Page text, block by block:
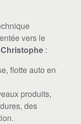
vers le
:
flotte auto en
produits,
des